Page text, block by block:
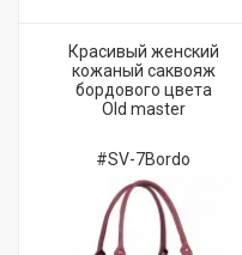
Красивый женский
кожаный саквояж
бордового цвета
Old master
#SV-7Bordo